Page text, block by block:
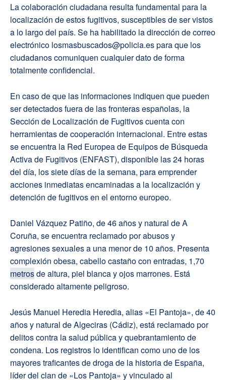
La colaboración ciudadana resulta fundamental para la
localización de estos fugitivos, susceptibles de ser vistos
a lo largo del país. Se ha habilitado la dirección de correo
electrónico losmasbuscados@policia.es para que los
ciudadanos comuniquen cualquier dato de forma
totalmente confidencial.
En caso de que las informaciones indiquen que pueden
ser detectados fuera de las fronteras españolas, la
Sección de Localización de Fugitivos cuenta con
herramientas de cooperación internacional. Entre estas
se encuentra la Red Europea de Equipos de Búsqueda
Activa de Fugitivos (ENFAST), disponible las 24 horas
del día, los siete días de la semana, para emprender
acciones inmediatas encaminadas a la localización y
detención de fugitivos en el entorno europeo.
Daniel Vázquez Patiño, de 46 años y natural de A
Coruña, se encuentra reclamado por abusos y
agresiones sexuales a una menor de 10 años. Presenta
complexión obesa, cabello castaño con entradas, 1,70
metrosde altura, piel blanca y ojos marrones. Está
considerado altamente peligroso.
Jesús Manuel Heredia Heredia, alias «El Pantoja», de 40
años y natural de Algeciras (Cádiz), está reclamado por
delitos contra la salud pública y quebrantamiento de
condena. Los registros lo identifican como uno de los
mayores traficantes de droga de la historia de España,
líder del clan de «Los Pantoja» y vinculado al